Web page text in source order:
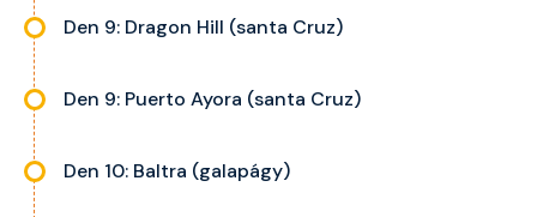
Den 9: Dragon Hill (santa Cruz)
Den 9: Puerto Ayora (santa Cruz)
Den 10: Baltra (galapágy)